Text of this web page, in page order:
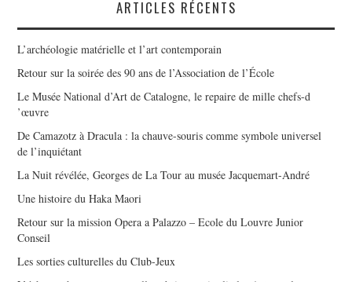
ARTICLES RÉCENTS
L’archéologie matérielle et l’art contemporain
Retour sur la soirée des 90 ans de l’Association de l’École
Le Musée National d’Art de Catalogne, le repaire de mille chefs-d
’œuvre
De Camazotz à Dracula : la chauve-souris comme symbole universel
de l’inquiétant
La Nuit révélée, Georges de La Tour au musée Jacquemart-André
Une histoire du Haka Maori
Retour sur la mission Opera a Palazzo – Ecole du Louvre Junior
Conseil
Les sorties culturelles du Club-Jeux